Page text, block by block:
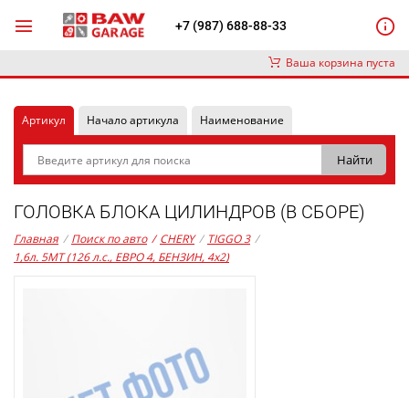
+7 (987) 688-88-33
Ваша корзина пуста
Артикул Начало артикула Наименование
ГОЛОВКА БЛОКА ЦИЛИНДРОВ (В СБОРЕ)
Главная / Поиск по авто / CHERY / TIGGO 3 /
1,6л. 5MT (126 л.с., ЕВРО 4, БЕНЗИН, 4x2)